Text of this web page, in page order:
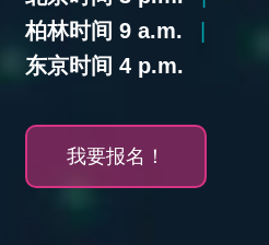
柏林时间 9 a.m.
东京时间 4 p.m.
我要报名！